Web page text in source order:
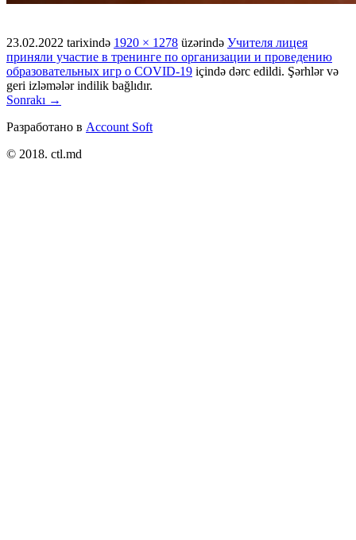
23.02.2022 tarixində 1920 × 1278 üzərində Учителя лицея
приняли участие в тренинге по организации и проведению
образовательных игр о COVID-19 içində dərc edildi. Şərhlər və
geri izləmələr indilik bağlıdır.
Sonrakı →
Разработано в Account Soft
© 2018. ctl.md